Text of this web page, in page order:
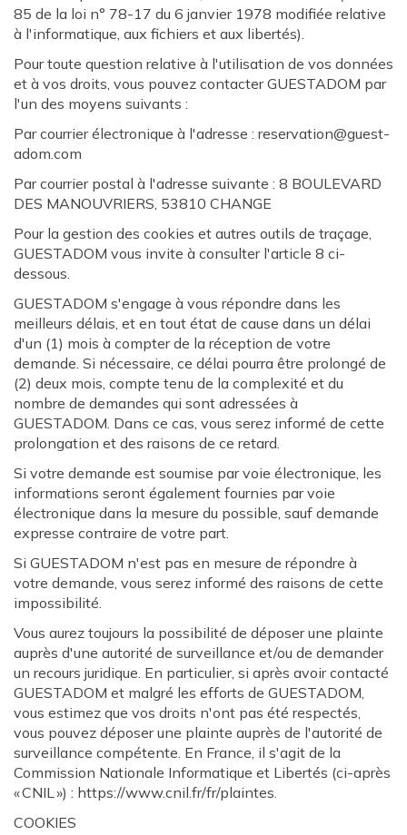
85 de la loi n° 78-17 du 6 janvier 1978 modifiée relative
à l'informatique, aux fichiers et aux libertés).
Pour toute question relative à l'utilisation de vos données
et à vos droits, vous pouvez contacter GUESTADOM par
l'un des moyens suivants :
Par courrier électronique à l'adresse : reservation@guest-
adom.com
Par courrier postal à l'adresse suivante : 8 BOULEVARD
DES MANOUVRIERS, 53810 CHANGE
Pour la gestion des cookies et autres outils de traçage,
GUESTADOM vous invite à consulter l'article 8 ci-
dessous.
GUESTADOM s'engage à vous répondre dans les
meilleurs délais, et en tout état de cause dans un délai
d'un (1) mois à compter de la réception de votre
demande. Si nécessaire, ce délai pourra être prolongé de
(2) deux mois, compte tenu de la complexité et du
nombre de demandes qui sont adressées à
GUESTADOM. Dans ce cas, vous serez informé de cette
prolongation et des raisons de ce retard.
Si votre demande est soumise par voie électronique, les
informations seront également fournies par voie
électronique dans la mesure du possible, sauf demande
expresse contraire de votre part.
Si GUESTADOM n'est pas en mesure de répondre à
votre demande, vous serez informé des raisons de cette
impossibilité.
Vous aurez toujours la possibilité de déposer une plainte
auprès d'une autorité de surveillance et/ou de demander
un recours juridique. En particulier, si après avoir contacté
GUESTADOM et malgré les efforts de GUESTADOM,
vous estimez que vos droits n'ont pas été respectés,
vous pouvez déposer une plainte auprès de l'autorité de
surveillance compétente. En France, il s'agit de la
Commission Nationale Informatique et Libertés (ci-après
« CNIL ») : https://www.cnil.fr/fr/plaintes.
COOKIES